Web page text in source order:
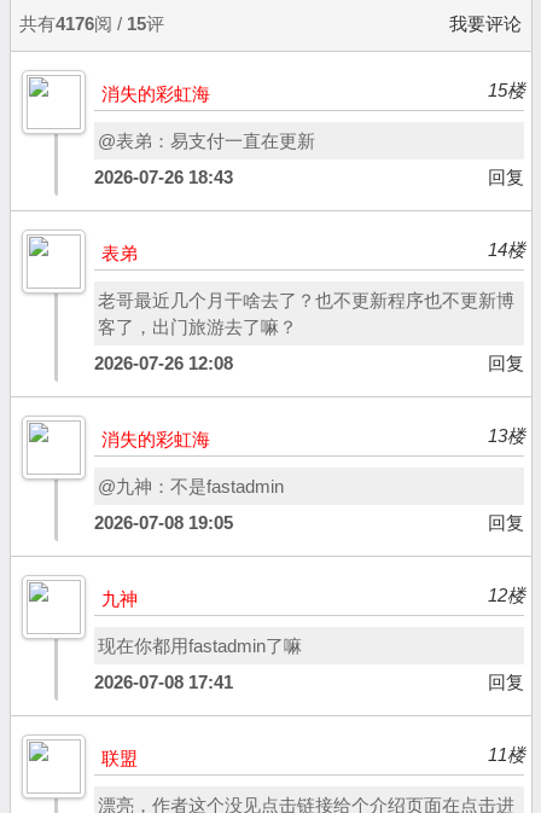
共有4176阅 / 15评 我要评论
消失的彩虹海 15楼
@表弟：易支付一直在更新
2026-07-26 18:43
回复
表弟 14楼
老哥最近几个月干啥去了？也不更新程序也不更新博
客了，出门旅游去了嘛？
2026-07-26 12:08
回复
消失的彩虹海 13楼
@九神：不是fastadmin
2026-07-08 19:05
回复
九神 12楼
现在你都用fastadmin了嘛
2026-07-08 17:41
回复
联盟 11楼
漂亮，作者这个没见点击链接给个介绍页面在点击进